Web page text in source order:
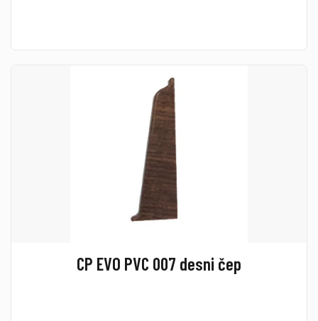
CP EVO PVC 007 desni čep